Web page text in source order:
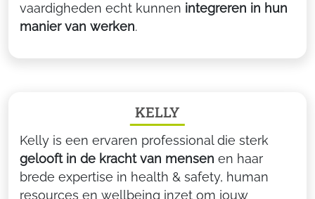
vaardigheden echt kunnen integreren in hun
manier van werken.
KELLY
Kelly is een ervaren professional die sterk
gelooft in de kracht van mensen en haar
brede expertise in health & safety, human
resources en wellbeing inzet om jouw